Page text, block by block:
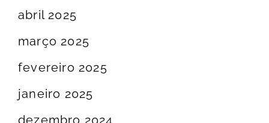
abril 2025
março 2025
fevereiro 2025
janeiro 2025
dezembro 2024